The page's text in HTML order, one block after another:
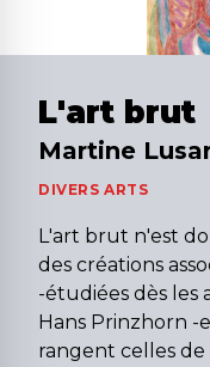
L'art brut
Martine
DIVERS ARTS
L'art brut n'est
des créations
-étudiées dès les
Hans Prinzhorn
rangent celles